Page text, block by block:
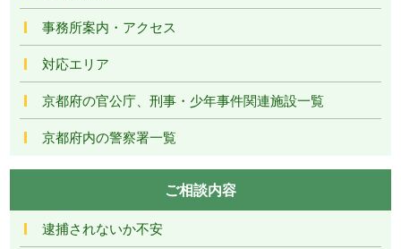
事務所案内・アクセス
対応エリア
京都府の官公庁、刑事・少年事件関連施設一覧
京都府内の警察署一覧
ご相談内容
逮捕されないか不安